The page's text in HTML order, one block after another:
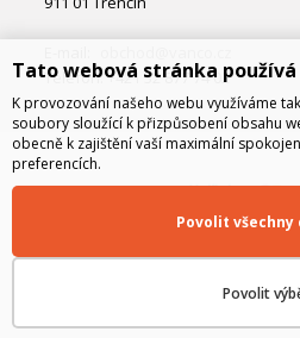
Telefon: +421 32 877 74 02
Tato webová stránka
K provozování našeho webu využíváme
soubory sloužící k přizpůsobení obsahu
obecně k zajištění vaší maximální
preferencích.
Povolit
Povolit